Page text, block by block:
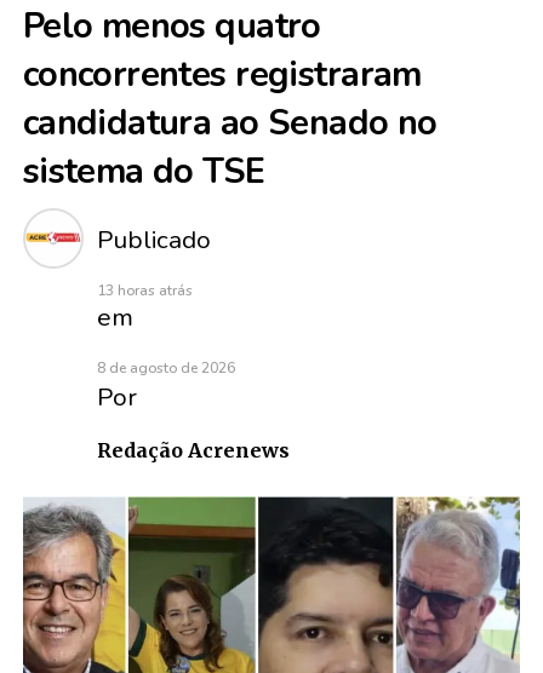
Pelo menos quatro
concorrentes registraram
candidatura ao Senado no
sistema do TSE
Publicado
13 horas atrás
em
8 de agosto de 2026
Por
Redação Acrenews